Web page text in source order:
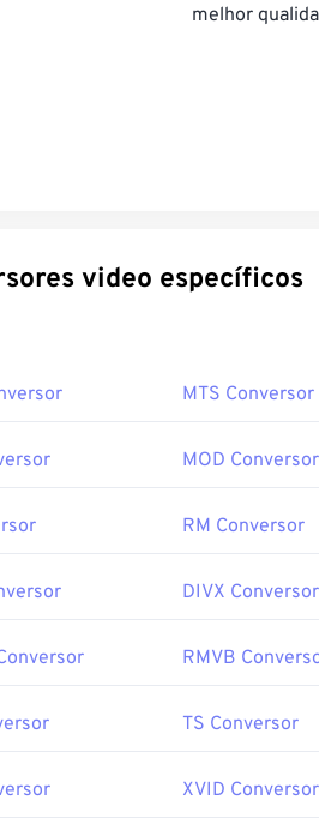
melhor
Conversores video específicos
MTS Conversor
MOD Conversor
RM Conversor
DIVX Conversor
RMVB
TS Conversor
XVID Conversor